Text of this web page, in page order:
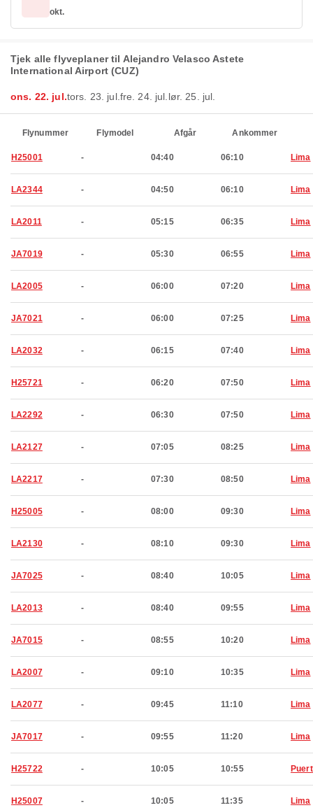
okt.
Tjek alle flyveplaner til Alejandro Velasco Astete
International Airport (CUZ)
ons. 22. jul.tors. 23. jul. fre. 24. jul. lør. 25. jul.
Flynummer Flymodel Afgår Ankommer
H25001 - 04:40 06:10 Lima
LA2344 - 04:50 06:10 Lima
LA2011 - 05:15 06:35 Lima
JA7019 - 05:30 06:55 Lima
LA2005 - 06:00 07:20 Lima
JA7021 - 06:00 07:25 Lima
LA2032 - 06:15 07:40 Lima
H25721 - 06:20 07:50 Lima
LA2292 - 06:30 07:50 Lima
LA2127 - 07:05 08:25 Lima
LA2217 - 07:30 08:50 Lima
H25005 - 08:00 09:30 Lima
LA2130 - 08:10 09:30 Lima
JA7025 - 08:40 10:05 Lima
LA2013 - 08:40 09:55 Lima
JA7015 - 08:55 10:20 Lima
LA2007 - 09:10 10:35 Lima
LA2077 - 09:45 11:10 Lima
JA7017 - 09:55 11:20 Lima
H25722 - 10:05 10:55
H25007 - 10:05 11:35 Lima